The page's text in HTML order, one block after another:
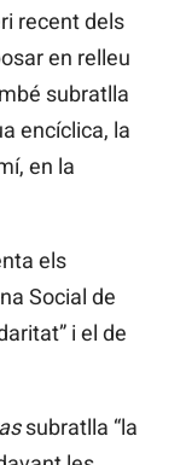
recent dels
en relleu
subratlla
encíclica, la
en la
els
Social de
i el de
subratlla “la